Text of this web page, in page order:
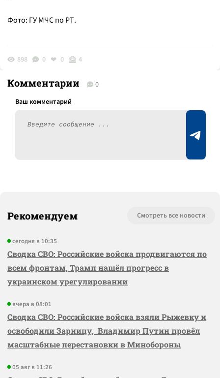
Фото: ГУ МЧС по РТ.
898 0 0 4
Комментарии 0
Рекомендуем Смотреть все новости
сегодня в 10:35
Сводка СВО: Российские войска продвигаются по
всем фронтам, Трамп нашёл прогресс в
украинском урегулировании
вчера в 08:01
Сводка СВО: Российские войска взяли Рыжевку и
освободили Зарницу, Владимир Путин провёл
масштабные перестановки в Минобороны
05 авг в 11:26